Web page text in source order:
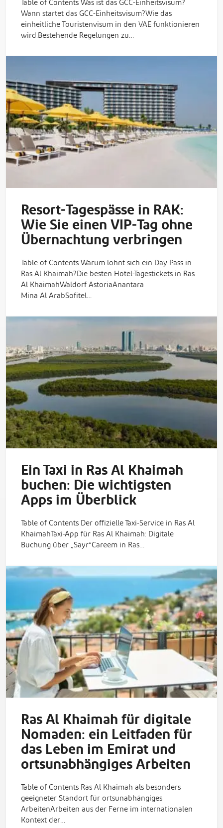
Wann startet das GCC‑Einheitsvisum?Wie das
einheitliche Touristenvisum in den VAE funktionieren
wird.Bestehende Regelungen zu…
Resort‑Tagespässe in RAK:
Wie Sie einen VIP‑Tag ohne
Übernachtung verbringen
Table of Contents Warum lohnt sich ein Day Pass in
Ras Al Khaimah?Die besten Hotel-Tagestickets in Ras
Al KhaimahWaldorf AstoriaAnantara
Mina Al ArabSofitel…
Ein Taxi in Ras Al Khaimah
buchen: Die wichtigsten
Apps im Überblick
Table of Contents Der offizielle Taxi-Service in Ras Al
KhaimahTaxi-App für Ras Al Khaimah: Digitale
Buchung über „Sayr“Careem in Ras…
Ras Al Khaimah für digitale
Nomaden: ein Leitfaden für
das Leben im Emirat und
ortsunabhängiges Arbeiten
Table of Contents Ras Al Khaimah als besonders
geeigneter Standort für ortsunabhängiges
ArbeitenArbeiten aus der Ferne im internationalen
Kontext der…